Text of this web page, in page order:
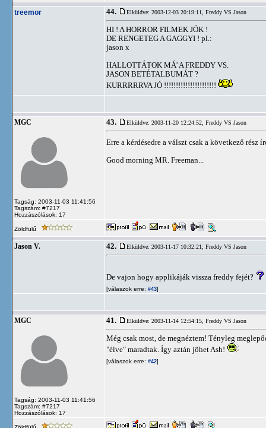
treemor 44. Elküldve: 2003-12-03 20:19:11, Freddy VS Jason
HI ! A HORROR FILMEK JÓK !
DE RENGETEG A GAGGYI ! pl.:
jason x
HALLOTTÁTOK MÁ' A FREDDY VS.
JASON BETÉTALBUMÁT ?
KURRRRRVA JÓ !!!!!!!!!!!!!!!!!!!!!!
MGC
Tagság: 2003-11-03 11:41:56
Tagszám: #7217
Hozzászólások: 17
43. Elküldve: 2003-11-20 12:24:52, Freddy VS Jason
Erre a kérdésedre a válszt csak a következő
Good morning MR. Freeman...
Zöldfülű
Jason V. 42. Elküldve: 2003-11-17 10:32:21, Freddy VS Jason
De vajon hogy applikáják vissza freddy fejét?
[válaszok erre: #43]
MGC
Tagság: 2003-11-03 11:41:56
Tagszám: #7217
Hozzászólások: 17
41. Elküldve: 2003-11-14 12:54:15, Freddy VS Jason
Még csak most, de megnéztem! Tényleg
"élve" maradtak. Így aztán jöhet Ash!
[válaszok erre: #42]